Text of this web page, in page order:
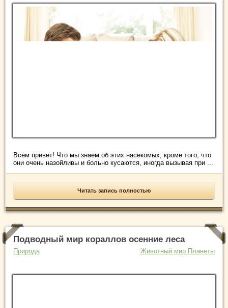
Всем привет! Что мы знаем об этих насекомых, кроме того, что
они очень назойливы и больно кусаются, иногда вызывая при ...
Читать запись полностью
Подводный мир кораллов осенние леса
Природа Животный мир Планеты